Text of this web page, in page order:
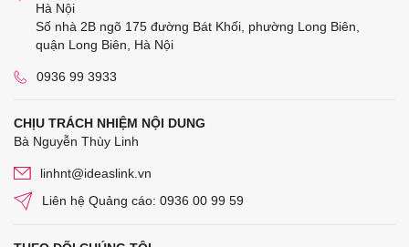
Hà Nội
Số nhà 2B ngõ 175 đường Bát Khối, phường Long Biên,
quận Long Biên, Hà Nội
0936 99 3933
CHỊU TRÁCH NHIỆM NỘI DUNG
Bà Nguyễn Thùy Linh
linhnt@ideaslink.vn
Liên hệ Quảng cáo: 0936 00 99 59